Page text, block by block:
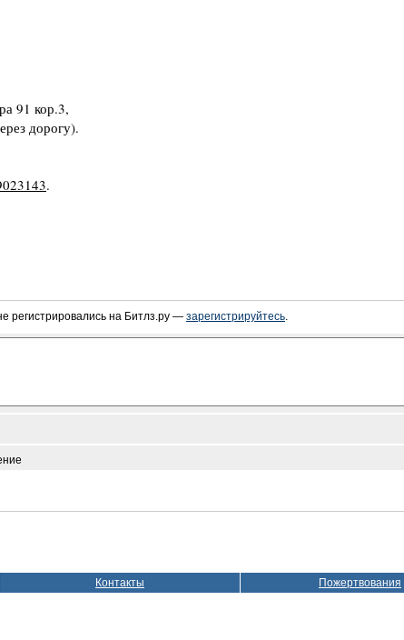
91 кор.3,
дорогу).
.
регистрировались на Битлз.ру — зарегистрируйтесь.
Контакты Пожертвования